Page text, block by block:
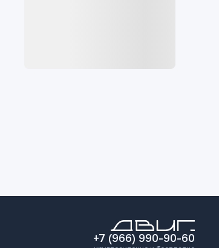
+7 (966) 990-90-60